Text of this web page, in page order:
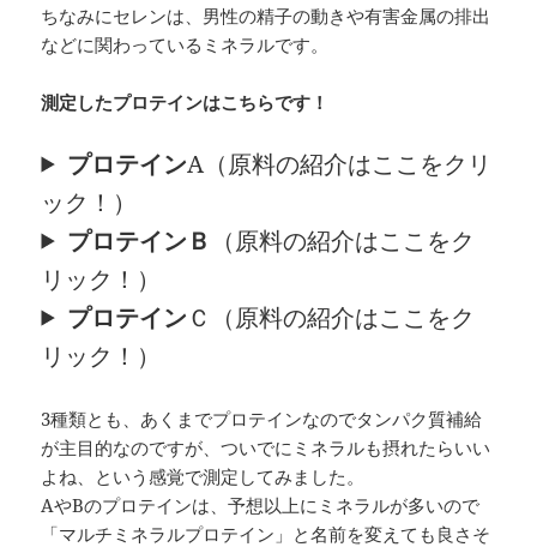
ちなみにセレンは、男性の精子の動きや有害金属の排出
などに関わっているミネラルです。
測定したプロテインはこちらです！
プロテインA（原料の紹介はここをクリ
ック！）
プロテインＢ
（原料の紹介はここをク
リック！）
プロテインＣ（原料の紹介はここをク
リック！）
3種類とも、あくまでプロテインなのでタンパク質補給
が主目的なのですが、ついでにミネラルも摂れたらいい
よね、という感覚で測定してみました。
AやBのプロテインは、予想以上にミネラルが多いので
「マルチミネラルプロテイン」と名前を変えても良さそ